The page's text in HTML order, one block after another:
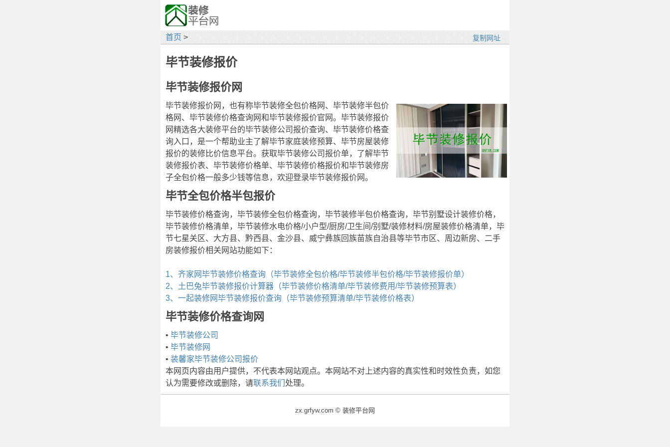
首页 >
毕节装修报价
毕节装修报价网
毕节装修报价网，也有称毕节装修全包价格网、毕节装修半包价
格网、毕节装修价格查询网和毕节装修报价官网。毕节装修报价
网精选各大装修平台的毕节装修公司报价查询、毕节装修价格查
询入口，是一个帮助业主了解毕节家庭装修预算、毕节房屋装修
报价的装修比价信息平台。获取毕节装修公司报价单，了解毕节
装修报价表、毕节装修价格单、毕节装修价格报价和毕节装修房
子全包价格一般多少钱等信息，欢迎登录毕节装修报价网。
毕节全包价格半包报价
毕节装修价格查询，毕节装修全包价格查询，毕节装修半包价格查询，毕节别墅设计装修价格，
毕节装修价格清单，毕节装修水电价格/小户型/厨房/卫生间/别墅/装修材料/房屋装修价格清单，毕
节七星关区、大方县、黔西县、金沙县、威宁彝族回族苗族自治县等毕节市区、周边新房、二手
房装修报价相关网站功能如下：
1、齐家网毕节装修价格查询（毕节装修全包价格/毕节装修半包价格/毕节装修报价单）
2、土巴兔毕节装修报价计算器（毕节装修价格清单/毕节装修费用/毕节装修预算表）
3、一起装修网毕节装修报价查询（毕节装修预算清单/毕节装修价格表）
毕节装修价格查询网
• 毕节装修公司
• 毕节装修网
• 装馨家毕节装修公司报价
本网页内容由用户提供，不代表本网站观点。本网站不对上述内容的真实性和时效性负责，如您
认为需要修改或删除，请联系我们 处理。
zx.grfyw.com © 装修平台网